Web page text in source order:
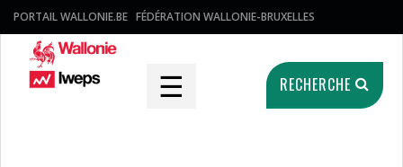
PORTAIL WALLONIE.BE FÉDÉRATION WALLONIE-BRUXELLES
☰ RECHERCHE